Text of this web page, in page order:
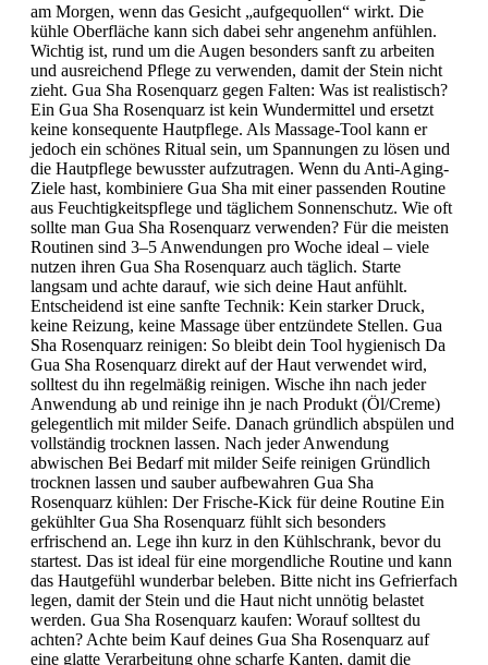
am Morgen, wenn das Gesicht „aufgequollen“ wirkt. Die
kühle Oberfläche kann sich dabei sehr angenehm anfühlen.
Wichtig ist, rund um die Augen besonders sanft zu arbeiten
und ausreichend Pflege zu verwenden, damit der Stein nicht
zieht. Gua Sha Rosenquarz gegen Falten: Was ist realistisch?
Ein Gua Sha Rosenquarz ist kein Wundermittel und ersetzt
keine konsequente Hautpflege. Als Massage-Tool kann er
jedoch ein schönes Ritual sein, um Spannungen zu lösen und
die Hautpflege bewusster aufzutragen. Wenn du Anti-Aging-
Ziele hast, kombiniere Gua Sha mit einer passenden Routine
aus Feuchtigkeitspflege und täglichem Sonnenschutz. Wie oft
sollte man Gua Sha Rosenquarz verwenden? Für die meisten
Routinen sind 3–5 Anwendungen pro Woche ideal – viele
nutzen ihren Gua Sha Rosenquarz auch täglich. Starte
langsam und achte darauf, wie sich deine Haut anfühlt.
Entscheidend ist eine sanfte Technik: Kein starker Druck,
keine Reizung, keine Massage über entzündete Stellen. Gua
Sha Rosenquarz reinigen: So bleibt dein Tool hygienisch Da
Gua Sha Rosenquarz direkt auf der Haut verwendet wird,
solltest du ihn regelmäßig reinigen. Wische ihn nach jeder
Anwendung ab und reinige ihn je nach Produkt (Öl/Creme)
gelegentlich mit milder Seife. Danach gründlich abspülen und
vollständig trocknen lassen. Nach jeder Anwendung
abwischen Bei Bedarf mit milder Seife reinigen Gründlich
trocknen lassen und sauber aufbewahren Gua Sha
Rosenquarz kühlen: Der Frische-Kick für deine Routine Ein
gekühlter Gua Sha Rosenquarz fühlt sich besonders
erfrischend an. Lege ihn kurz in den Kühlschrank, bevor du
startest. Das ist ideal für eine morgendliche Routine und kann
das Hautgefühl wunderbar beleben. Bitte nicht ins Gefrierfach
legen, damit der Stein und die Haut nicht unnötig belastet
werden. Gua Sha Rosenquarz kaufen: Worauf solltest du
achten? Achte beim Kauf deines Gua Sha Rosenquarz auf
eine glatte Verarbeitung ohne scharfe Kanten, damit die